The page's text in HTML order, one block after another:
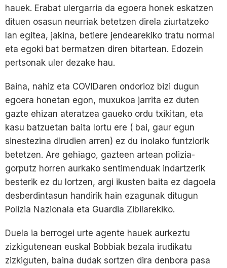
hauek. Erabat ulergarria da egoera honek eskatzen
dituen osasun neurriak betetzen direla ziurtatzeko
lan egitea, jakina, betiere jendearekiko tratu normal
eta egoki bat bermatzen diren bitartean. Edozein
pertsonak uler dezake hau.
Baina, nahiz eta COVIDaren ondorioz bizi dugun
egoera honetan egon, muxukoa jarrita ez duten
gazte ehizan ateratzea gaueko ordu txikitan, eta
kasu batzuetan baita lortu ere ( bai, gaur egun
sinestezina dirudien arren) ez du inolako funtziorik
betetzen. Are gehiago, gazteen artean polizia-
gorputz horren aurkako sentimenduak indartzerik
besterik ez du lortzen, argi ikusten baita ez dagoela
desberdintasun handirik hain ezagunak ditugun
Polizia Nazionala eta Guardia Zibilarekiko.
Duela ia berrogei urte agente hauek aurkeztu
zizkigutenean euskal Bobbiak bezala irudikatu
zizkiguten, baina dudak sortzen dira denbora pasa